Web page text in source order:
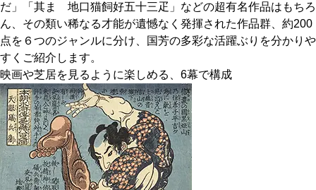
MAIN MENU
SERIES
カレーが好き
京都おやつクラブ
だ」「其まゝ地口猫飼好五十三疋」などの超有名作品はもちろ
ん、その類い稀なる才能が遺憾なく発揮された作品群、約200
点を６つのジャンルに分け、国芳の多彩な活躍ぶりを分かりや
すくご紹介します。
映画や芝居を見るように楽しめる、6幕で構成